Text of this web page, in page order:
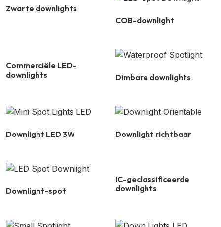
Zwarte downlights
COB-downlight
Commerciële LED-
downlights
Dimbare downlights
Downlight LED 3W Downlight richtbaar
Downlight-spot
IC-geclassificeerde
downlights